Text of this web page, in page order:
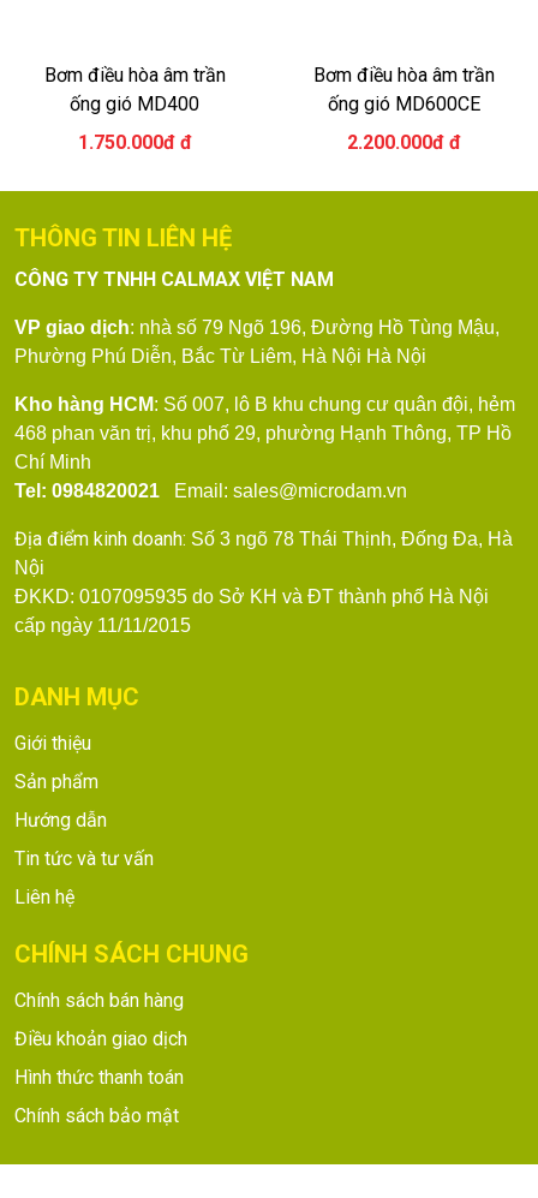
Bơm điều hòa âm trần
ống gió MD400
1.750.000đ đ
Bơm điều hòa âm trần
ống gió MD600CE
2.200.000đ đ
THÔNG TIN LIÊN HỆ
CÔNG TY TNHH CALMAX VIỆT NAM
VP giao dịch: nhà số 79 Ngõ 196, Đường Hồ Tùng Mậu,
Phường Phú Diễn, Bắc Từ Liêm, Hà Nội Hà Nội
Kho hàng HCM: Số 007, lô B khu chung cư quân đội, hẻm
468 phan văn trị, khu phố 29, phường Hạnh Thông, TP Hồ
Chí Minh
Tel: 0984820021
Email: sales@microdam.vn
Địa điểm kinh doanh: Số 3 ngõ 78 Thái Thịnh, Đống Đa, Hà
Nội
ĐKKD: 0107095935 do Sở KH và ĐT thành phố Hà Nội
cấp ngày 11/11/2015
DANH MỤC
Giới thiệu
Sản phẩm
Hướng dẫn
Tin tức và tư vấn
Liên hệ
CHÍNH SÁCH CHUNG
Chính sách bán hàng
Điều khoản giao dịch
Hình thức thanh toán
Chính sách bảo mật